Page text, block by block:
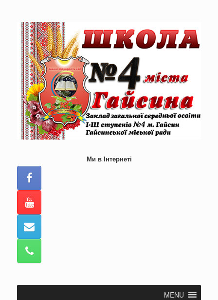
Ми в Інтернеті
MENU